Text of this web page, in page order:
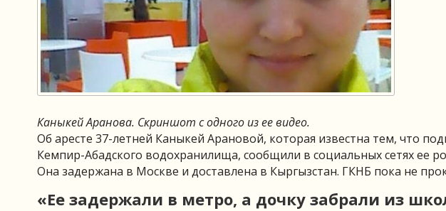
Каныкей Аранова. Скриншот с одного из ее видео.
Об аресте 37-летней Каныкей Арановой, которая известна тем, что
Кемпир-Абадского водохранилища, сообщили в социальных сетях ее
Она задержана в Москве и доставлена в Кыргызстан. ГКНБ пока не
«Ее задержали в метро, а дочку забрали из